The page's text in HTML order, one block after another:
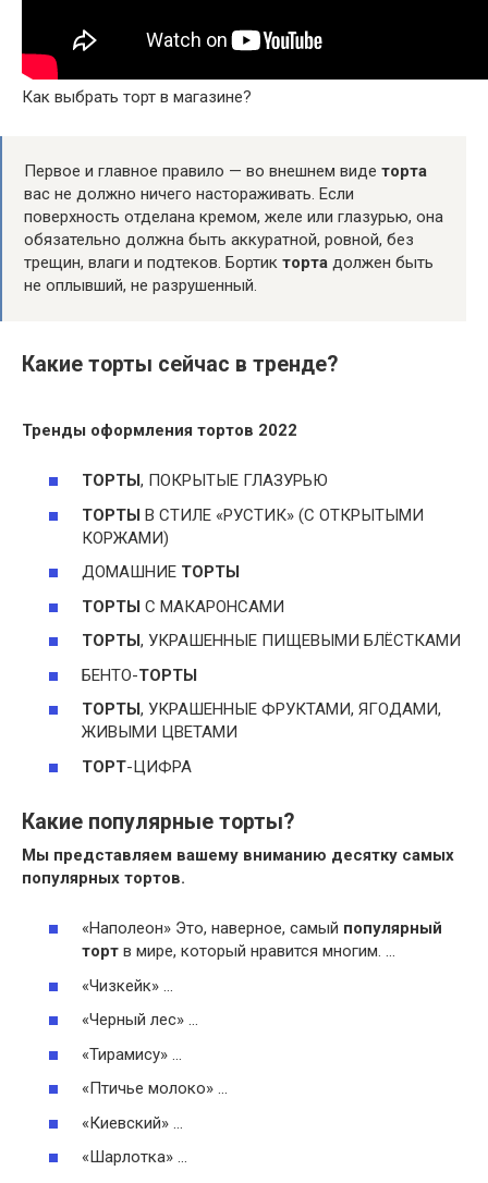
Как выбрать торт в магазине?
Первое и главное правило — во внешнем виде торта
вас не должно ничего настораживать. Если
поверхность отделана кремом, желе или глазурью, она
обязательно должна быть аккуратной, ровной, без
трещин, влаги и подтеков. Бортик торта должен быть
не оплывший, не разрушенный.
Какие торты сейчас в тренде?
Тренды оформления тортов 2022
ТОРТЫ , ПОКРЫТЫЕ ГЛАЗУРЬЮ
ТОРТЫ В СТИЛЕ «РУСТИК» (С ОТКРЫТЫМИ
КОРЖАМИ)
ДОМАШНИЕ ТОРТЫ
ТОРТЫ С МАКАРОНСАМИ
ТОРТЫ , УКРАШЕННЫЕ ПИЩЕВЫМИ БЛЁСТКАМИ
БЕНТО-ТОРТЫ
ТОРТЫ , УКРАШЕННЫЕ ФРУКТАМИ, ЯГОДАМИ,
ЖИВЫМИ ЦВЕТАМИ
ТОРТ-ЦИФРА
Какие популярные торты?
Мы представляем вашему вниманию десятку самых
популярных тортов.
«Наполеон» Это, наверное, самый популярный
торт в мире, который нравится многим. …
«Чизкейк» …
«Черный лес» …
«Тирамису» …
«Птичье молоко» …
«Киевский» …
«Шарлотка» …